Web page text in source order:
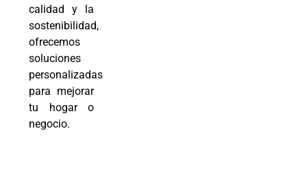
calidad y la
sostenibilidad,
ofrecemos
soluciones
personalizadas
para mejorar
tu hogar o
negocio.